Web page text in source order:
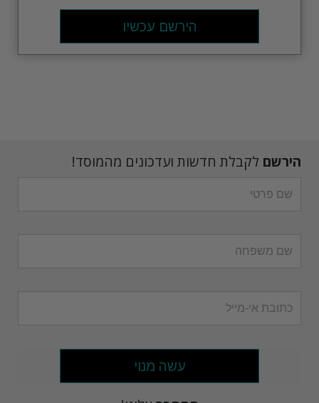
הירשם עכשיו
הירשם לקבלת חדשות ועדכונים מהמוסד!
עשה מנוי